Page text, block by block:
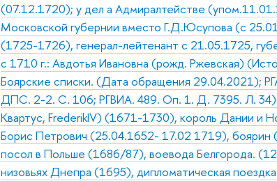
(07.12.1720); у дел а Адмиралтействе
Московской губернии вместо Г.Д.Юсупова (с
(1725-1726), генерал-лейтенант с 21.05.1725,
с 1710 г.: Авдотья Ивановна (рожд. Ржевская)
Боярские списки. (Дата обращения 29.04.2021);
ДПС. 2-2. С. 106; РГВИА. 489. Оп. 1. Д. 7395. Л.
Квартус, FrederikIV) (1671-1730), король Дании и
Борис Петрович (25.04.1652- 17.02 1719),
посол в Польше (1686/87), воевода Белгорода.
низовьях Днепра (1695), дипломатическая